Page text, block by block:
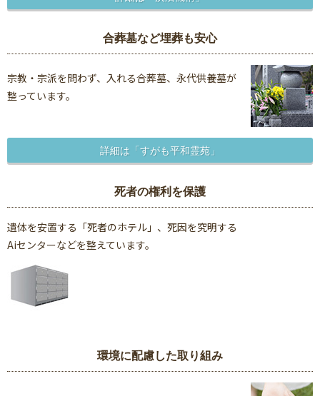
合葬墓など埋葬も安心
宗教・宗派を問わず、入れる合葬墓、永代供養墓が
整っています。
詳細は「すがも平和霊苑」
死者の権利を保護
遺体を安置する「死者のホテル」、死因を究明する
Aiセンターなどを整えています。
環境に配慮した取り組み